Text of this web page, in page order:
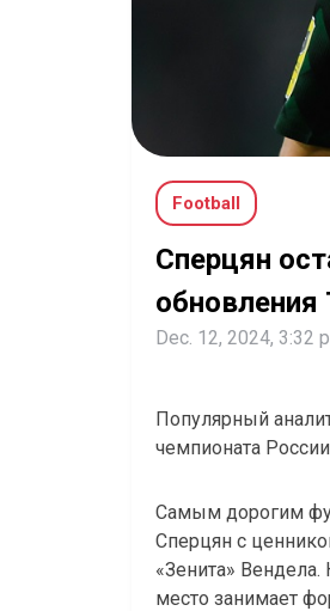
Football
Сперцян
Dec. 12, 2024, 3:32
Популярный
чемпионата
Самым дорогим
Сперцян с
«Зенита» Вендела.
место занимает